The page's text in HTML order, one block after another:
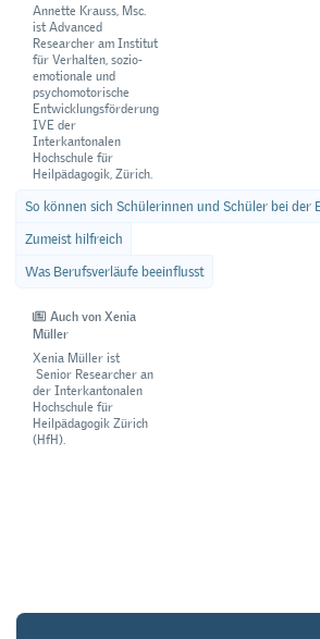
Annette Krauss, Msc.
ist Advanced
Researcher am Institut
für Verhalten, sozio-
emotionale und
psychomotorische
Entwicklungsförderung
IVE der
Interkantonalen
Hochschule für
Heilpädagogik, Zürich.
So können sich Schülerinnen und Schüler bei der
Zumeist hilfreich
Was Berufsverläufe beeinflusst
Auch von Xenia
Müller
Xenia Müller ist
Senior Researcher an
der Interkantonalen
Hochschule für
Heilpädagogik Zürich
(HfH).